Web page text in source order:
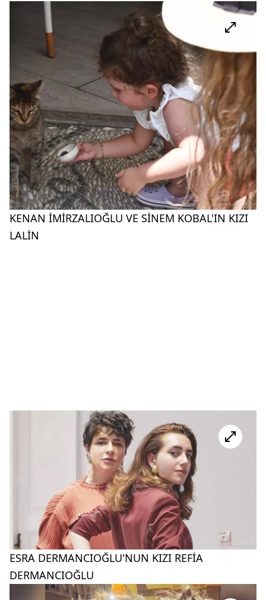
KENAN İMİRZALIOĞLU VE SİNEM KOBAL'IN KIZI
LALİN
ESRA DERMANCIOĞLU'NUN KIZI REFİA
DERMANCIOĞLU